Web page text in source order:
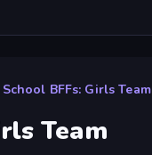
BFFs: Girls Team
Team